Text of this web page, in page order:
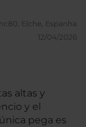
Elche, Espanha
12/04/2026
altas y
y el
pega es